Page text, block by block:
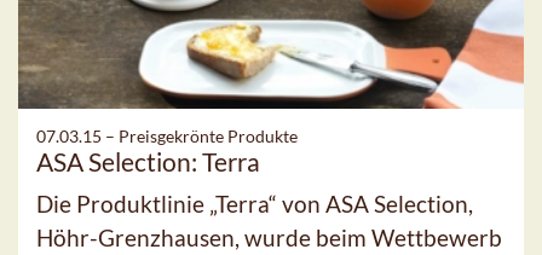
07.03.15 – Preisgekrönte Produkte
ASA Selection: Terra
Die Produktlinie „Terra“ von ASA Selection,
Höhr-Grenzhausen, wurde beim Wettbewerb